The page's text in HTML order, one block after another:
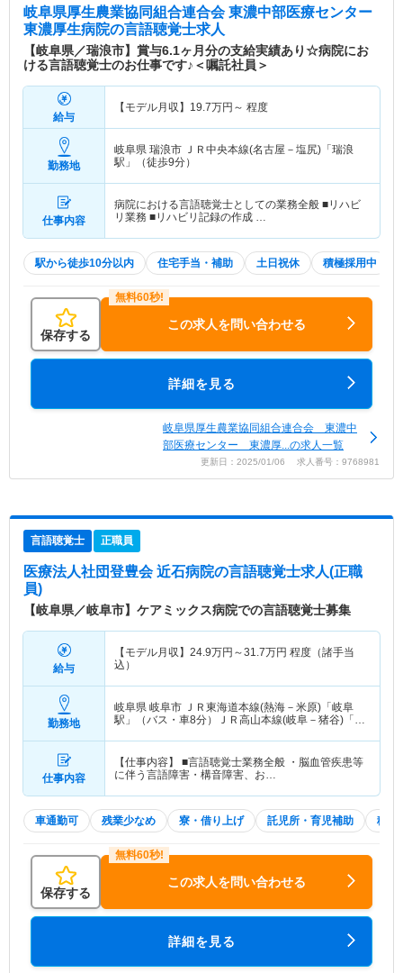
岐阜県厚生農業協同組合連合会 東濃中部医療センター
東濃厚生病院の言語聴覚士求人
【岐阜県／瑞浪市】賞与6.1ヶ月分の支給実績あり☆病院にお
ける言語聴覚士のお仕事です♪＜嘱託社員＞
給与
【モデル月収】 19.7万円～ 程度
勤務地
岐阜県 瑞浪市 ＪＲ中央本線(名古屋－塩尻)「瑞浪
駅」（徒歩9分）
仕事内容
病院における言語聴覚士としての業務全般 ■リハビ
リ業務 ■リハビリ記録の作成 …
駅から徒歩10分以内 住宅手当・補助 土日祝休 積極採用中
保存する
この求人を問い合わせる
詳細を見る
岐阜県厚生農業協同組合連合会 東濃中
部医療センター 東濃厚...の求人一覧
更新日：2025/01/06 求人番号：9768981
言語聴覚士 正職員
医療法人社団登豊会 近石病院の言語聴覚士求人(正職
員)
【岐阜県／岐阜市】ケアミックス病院での言語聴覚士募集
給与
【モデル月収】 24.9万円～31.7万円 程度（諸手当
込）
勤務地
岐阜県 岐阜市 ＪＲ東海道本線(熱海－米原)「岐阜
駅」（バス・車8分）ＪＲ高山本線(岐阜－猪谷)「岐
仕事内容
【仕事内容】 ■言語聴覚士業務全般 ・脳血管疾患等
に伴う言語障害・構音障害、お…
車通勤可 残業少なめ 寮・借り上げ 託児所・育児補助 積極
保存する
この求人を問い合わせる
詳細を見る